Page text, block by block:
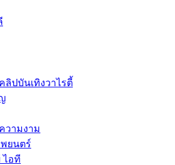
ลิปบันเทิงวาไรตี้
วามงาม
ยนตร์
ไอที